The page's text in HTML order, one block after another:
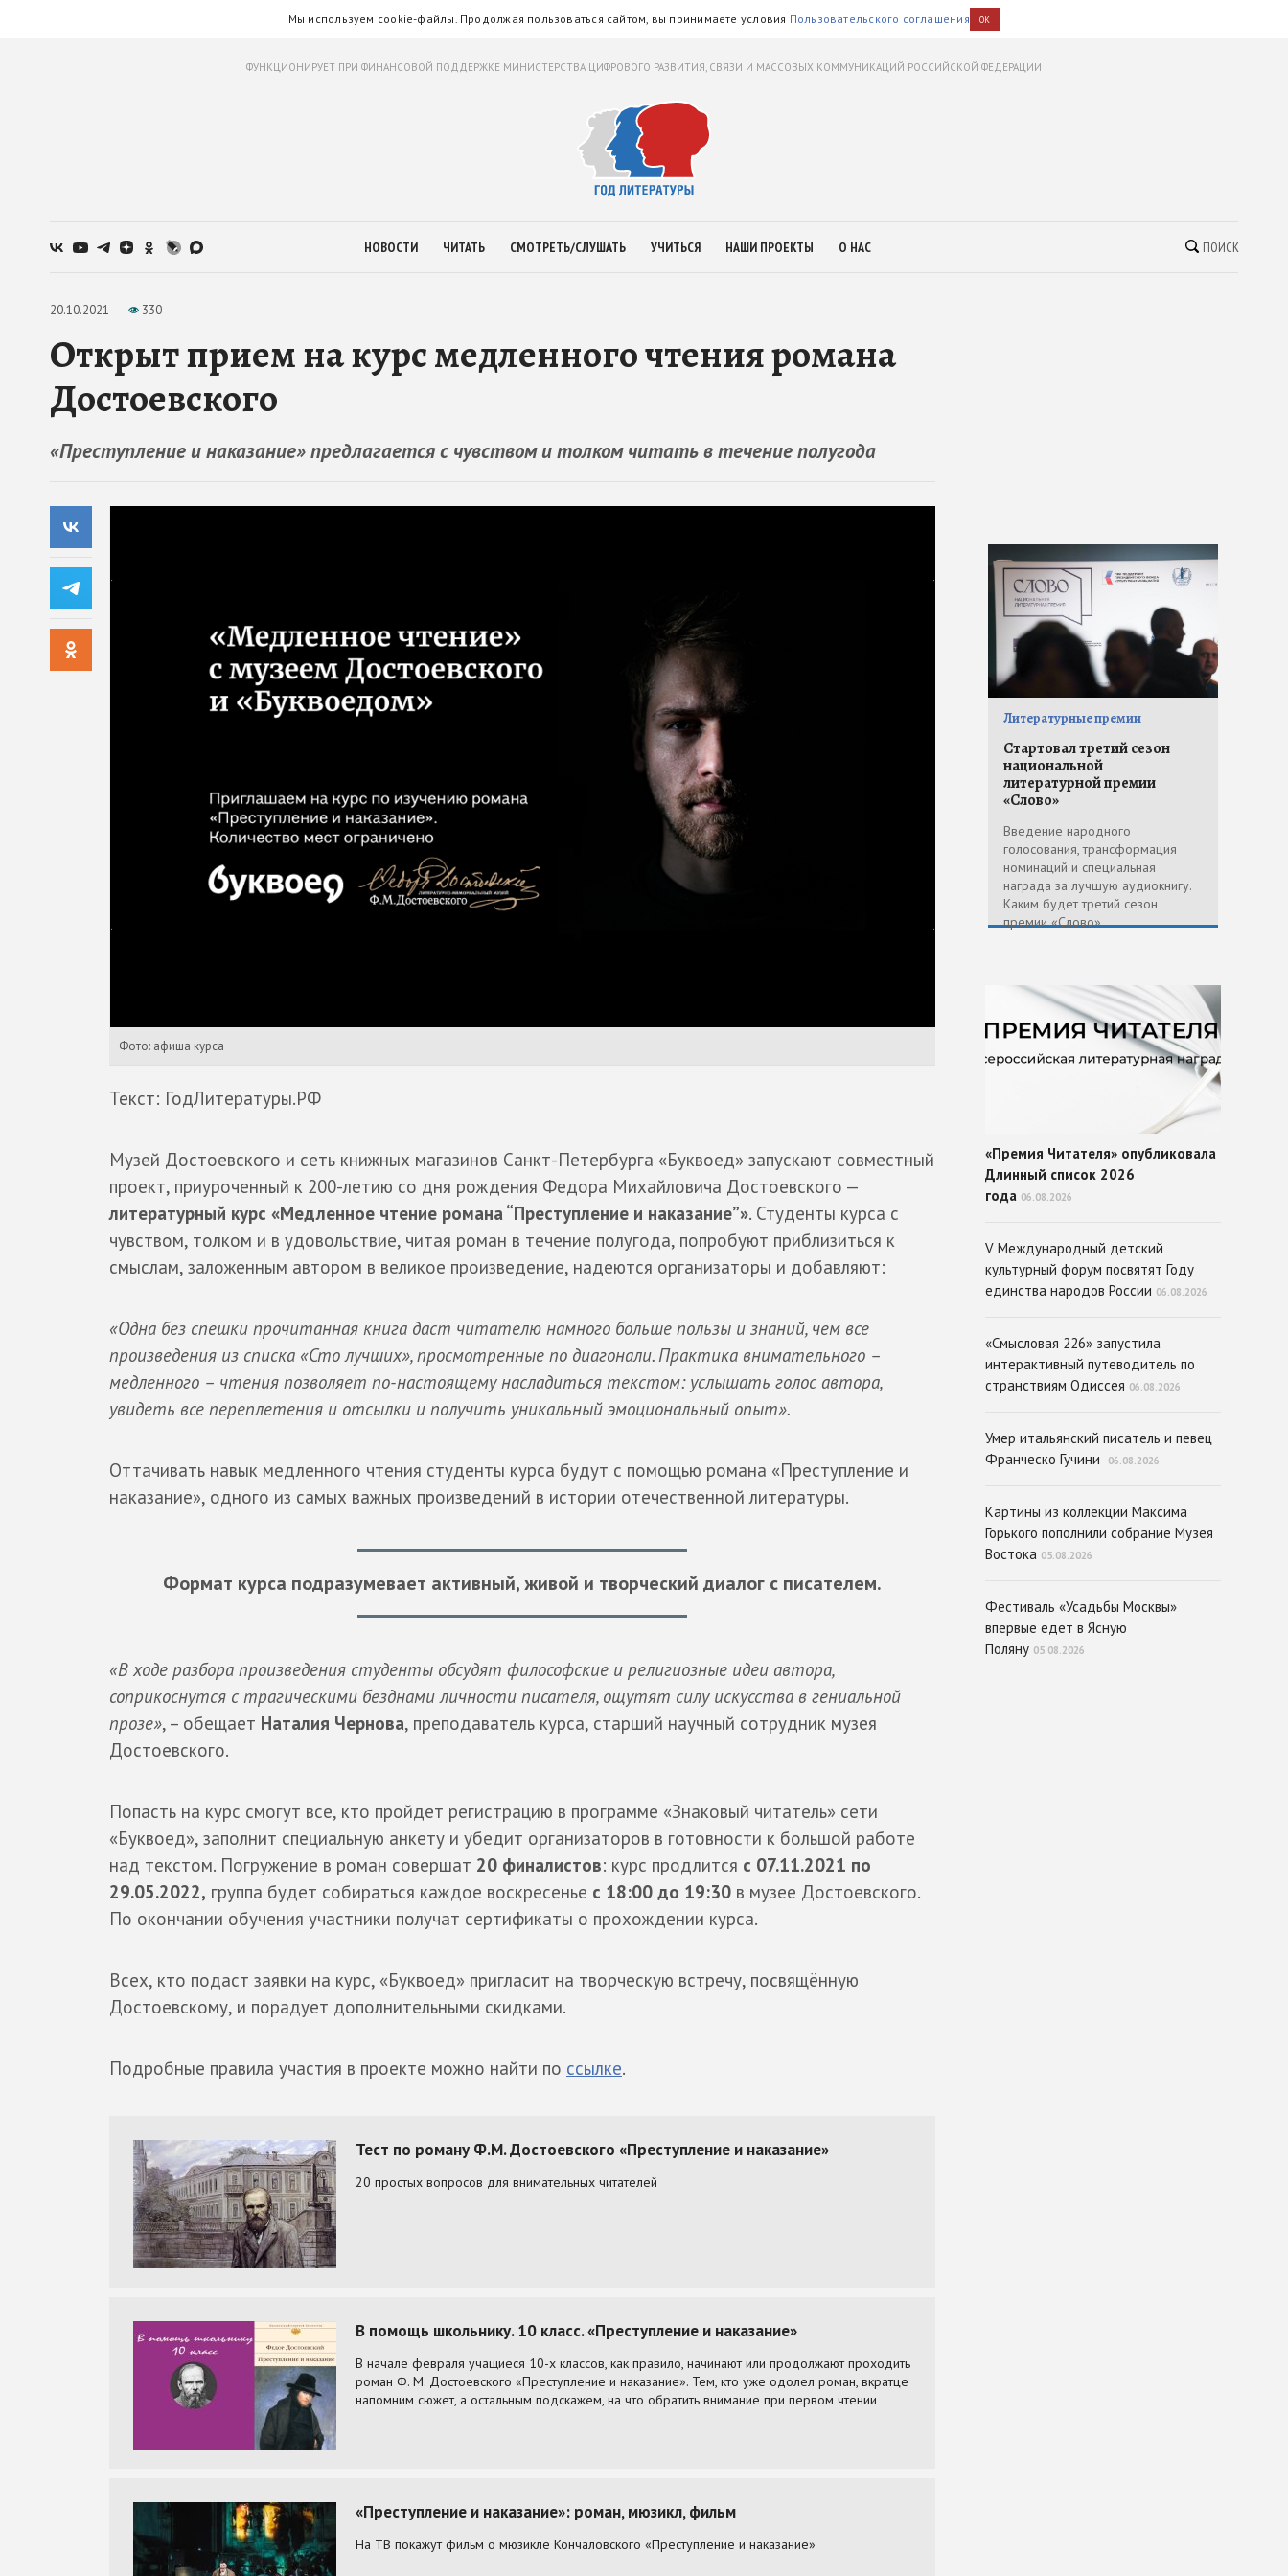
Мы используем cookie-файлы. Продолжая пользоваться сайтом, вы принимаете условия Пользовательского соглашения OK
ФУНКЦИОНИРУЕТ ПРИ ФИНАНСОВОЙ ПОДДЕРЖКЕ МИНИСТЕРСТВА ЦИФРОВОГО РАЗВИТИЯ, СВЯЗИ И МАССОВЫХ КОММУНИКАЦИЙ РОССИЙСКОЙ ФЕДЕРАЦИИ
НОВОСТИ ЧИТАТЬ СМОТРЕТЬ/СЛУШАТЬ УЧИТЬСЯ НАШИ ПРОЕКТЫ О НАС ПОИСК
20.10.2021 330
Открыт прием на курс медленного чтения романа
Достоевского
«Преступление и наказание» предлагается с чувством и толком читать в течение полугода
Фото: афиша курса
Текст: ГодЛитературы.РФ
Музей Достоевского и сеть книжных магазинов Санкт-Петербурга «Буквоед» запускают совместный
проект, приуроченный к 200-летию со дня рождения Федора Михайловича Достоевского —
литературный курс «Медленное чтение романа “Преступление и наказание”». Студенты курса с
чувством, толком и в удовольствие, читая роман в течение полугода, попробуют приблизиться к
смыслам, заложенным автором в великое произведение, надеются организаторы и добавляют:
«Одна без спешки прочитанная книга даст читателю намного больше пользы и знаний, чем все
произведения из списка «Сто лучших», просмотренные по диагонали. Практика внимательного –
медленного – чтения позволяет по-настоящему насладиться текстом: услышать голос автора,
увидеть все переплетения и отсылки и получить уникальный эмоциональный опыт».
Оттачивать навык медленного чтения студенты курса будут с помощью романа «Преступление и
наказание», одного из самых важных произведений в истории отечественной литературы.
Формат курса подразумевает активный, живой и творческий диалог с писателем.
«В ходе разбора произведения студенты обсудят философские и религиозные идеи автора,
соприкоснутся с трагическими безднами личности писателя, ощутят силу искусства в гениальной
прозе», – обещает Наталия Чернова, преподаватель курса, старший научный сотрудник музея
Достоевского.
Попасть на курс смогут все, кто пройдет регистрацию в программе «Знаковый читатель» сети
«Буквоед», заполнит специальную анкету и убедит организаторов в готовности к большой работе
над текстом. Погружение в роман совершат 20 финалистов: курс продлится с 07.11.2021 по
29.05.2022, группа будет собираться каждое воскресенье с 18:00 до 19:30 в музее Достоевского.
По окончании обучения участники получат сертификаты о прохождении курса.
Всех, кто подаст заявки на курс, «Буквоед» пригласит на творческую встречу, посвящённую
Достоевскому, и порадует дополнительными скидками.
Подробные правила участия в проекте можно найти по ссылке.
Литературные премии
Стартовал третий сезон
национальной
литературной премии
«Слово»
Введение народного
голосования, трансформация
номинаций и специальная
награда за лучшую аудиокнигу.
Каким будет третий сезон
премии «Слово»
«Премия Читателя» опубликовала
Длинный список 2026
года 06.08.2026
V Международный детский
культурный форум посвятят Году
единства народов России 06.08.2026
«Смысловая 226» запустила
интерактивный путеводитель по
странствиям Одиссея 06.08.2026
Умер итальянский писатель и певец
Франческо Гучини
06.08.2026
Картины из коллекции Максима
Горького пополнили собрание Музея
Востока 05.08.2026
Фестиваль «Усадьбы Москвы»
впервые едет в Ясную
Поляну 05.08.2026